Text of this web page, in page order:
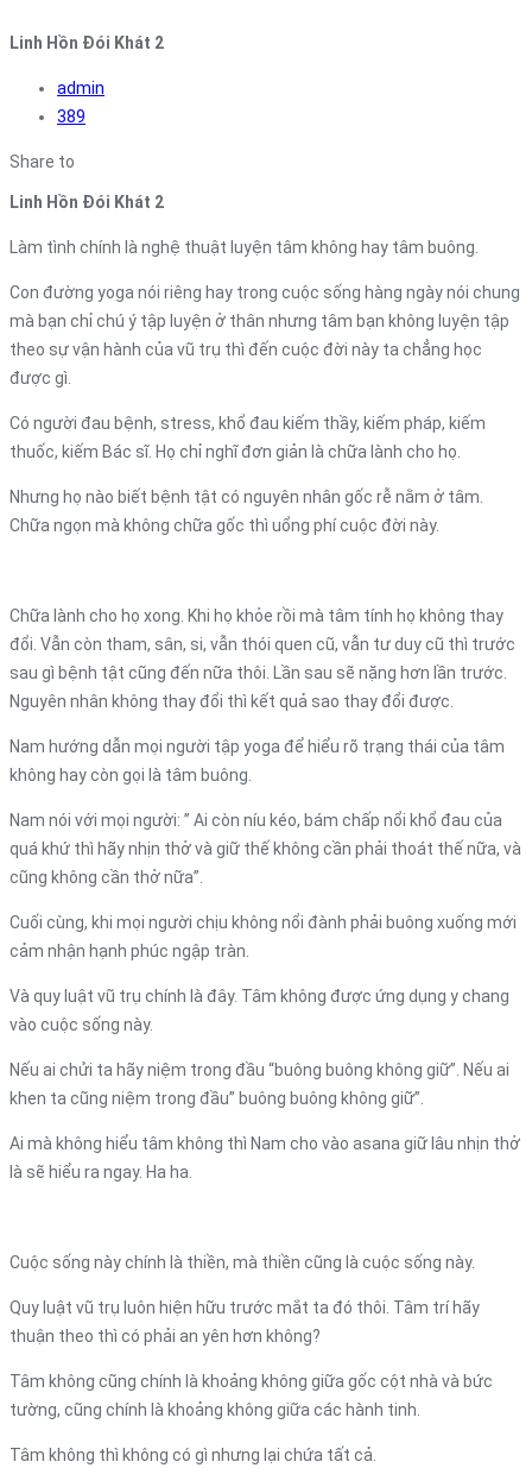
Linh Hồn Đói Khát 2
admin
389
Share to
Linh Hồn Đói Khát 2
Làm tình chính là nghệ thuật luyện tâm không hay tâm buông.
Con đường yoga nói riêng hay trong cuộc sống hàng ngày nói chung
mà bạn chỉ chú ý tập luyện ở thân nhưng tâm bạn không luyện tập
theo sự vận hành của vũ trụ thì đến cuộc đời này ta chẳng học
được gì.
Có người đau bệnh, stress, khổ đau kiếm thầy, kiếm pháp, kiếm
thuốc, kiếm Bác sĩ. Họ chỉ nghĩ đơn giản là chữa lành cho họ.
Nhưng họ nào biết bệnh tật có nguyên nhân gốc rễ nằm ở tâm.
Chữa ngọn mà không chữa gốc thì uổng phí cuộc đời này.
Chữa lành cho họ xong. Khi họ khỏe rồi mà tâm tính họ không thay
đổi. Vẫn còn tham, sân, si, vẫn thói quen cũ, vẫn tư duy cũ thì trước
sau gì bệnh tật cũng đến nữa thôi. Lần sau sẽ nặng hơn lần trước.
Nguyên nhân không thay đổi thì kết quả sao thay đổi được.
Nam hướng dẫn mọi người tập yoga để hiểu rõ trạng thái của tâm
không hay còn gọi là tâm buông.
Nam nói với mọi người: ” Ai còn níu kéo, bám chấp nổi khổ đau của
quá khứ thì hãy nhịn thở và giữ thế không cần phải thoát thế nữa, và
cũng không cần thở nữa”.
Cuối cùng, khi mọi người chịu không nổi đành phải buông xuống mới
cảm nhận hạnh phúc ngập tràn.
Và quy luật vũ trụ chính là đây. Tâm không được ứng dụng y chang
vào cuộc sống này.
Nếu ai chửi ta hãy niệm trong đầu “buông buông không giữ”. Nếu ai
khen ta cũng niệm trong đầu” buông buông không giữ”.
Ai mà không hiểu tâm không thì Nam cho vào asana giữ lâu nhịn thở
là sẽ hiểu ra ngay. Ha ha.
Cuộc sống này chính là thiền, mà thiền cũng là cuộc sống này.
Quy luật vũ trụ luôn hiện hữu trước mắt ta đó thôi. Tâm trí hãy
thuận theo thì có phải an yên hơn không?
Tâm không cũng chính là khoảng không giữa gốc cột nhà và bức
tường, cũng chính là khoảng không giữa các hành tinh.
Tâm không thì không có gì nhưng lại chứa tất cả.